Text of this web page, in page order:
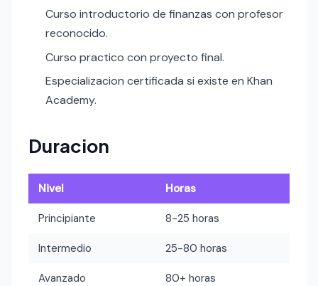
Curso introductorio de finanzas con profesor
reconocido.
Curso practico con proyecto final.
Especializacion certificada si existe en Khan
Academy.
Duracion
Nivel Horas
Principiante 8-25 horas
Intermedio 25-80 horas
Avanzado 80+ horas